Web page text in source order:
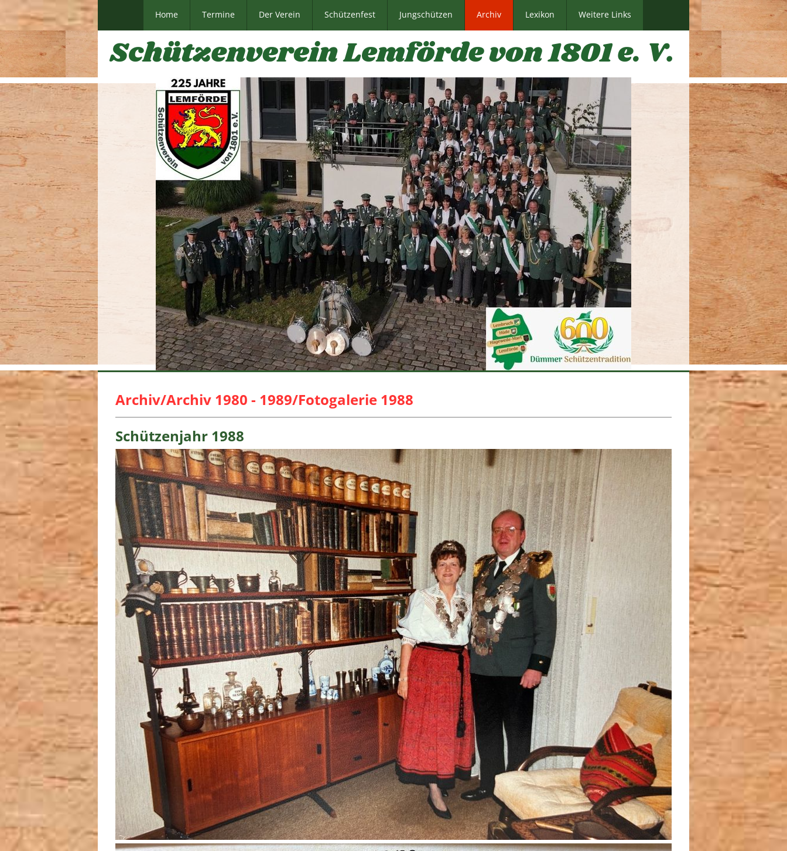
Home Termine Der Verein Schützenfest Jungschützen Archiv Lexikon Weitere Links
Archiv/Archiv 1980 - 1989/Fotogalerie 1988
Schützenjahr 1988